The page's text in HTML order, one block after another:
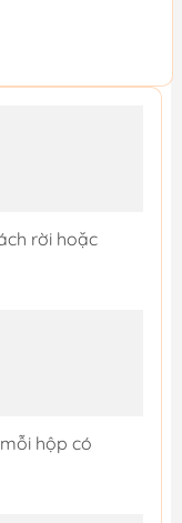
rời hoặc
hộp có